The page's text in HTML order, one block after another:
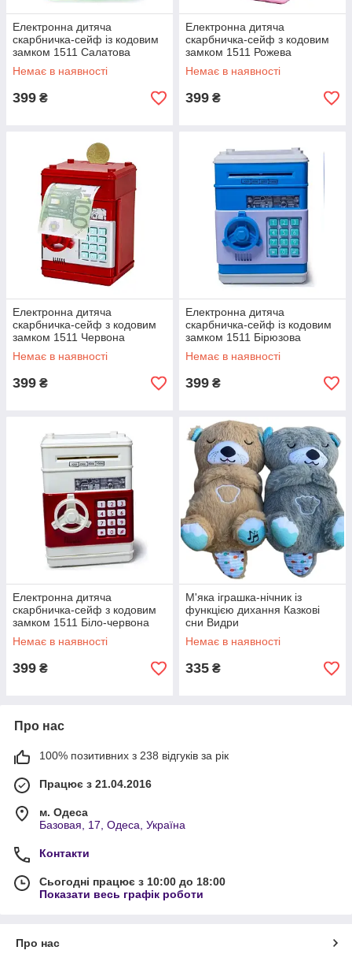
Електронна дитяча
скарбничка-сейф із кодовим
замком 1511 Салатова
Немає в наявності
399 ₴
Електронна дитяча
скарбничка-сейф з кодовим
замком 1511 Рожева
Немає в наявності
399 ₴
Електронна дитяча
скарбничка-сейф з кодовим
замком 1511 Червона
Немає в наявності
399 ₴
Електронна дитяча
скарбничка-сейф із кодовим
замком 1511 Бірюзова
Немає в наявності
399 ₴
Електронна дитяча
скарбничка-сейф з кодовим
замком 1511 Біло-червона
Немає в наявності
399 ₴
М'яка іграшка-нічник із
функцією дихання Казкові
сни Видри
Немає в наявності
335 ₴
Про нас
100% позитивних з 238 відгуків за рік
Працює з 21.04.2016
м. Одеса
Базовая, 17, Одеса, Україна
Контакти
Сьогодні працює з 10:00 до 18:00
Показати весь графік роботи
Про нас